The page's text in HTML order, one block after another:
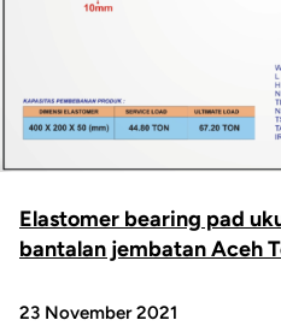
Elastomer bearing pad
bantalan jembatan Aceh
23 November 2021